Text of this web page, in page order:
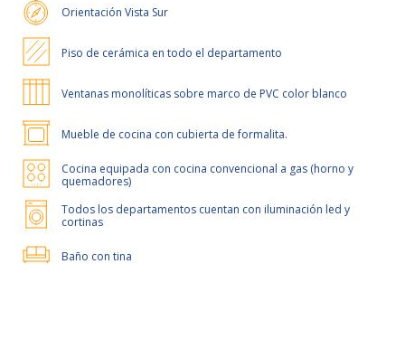
Orientación Vista Sur
Piso de cerámica en todo el departamento
Ventanas monolíticas sobre marco de PVC color blanco
Mueble de cocina con cubierta de formalita.
Cocina equipada con cocina convencional a gas (horno y
quemadores)
Todos los departamentos cuentan con iluminación led y
cortinas
Baño con tina